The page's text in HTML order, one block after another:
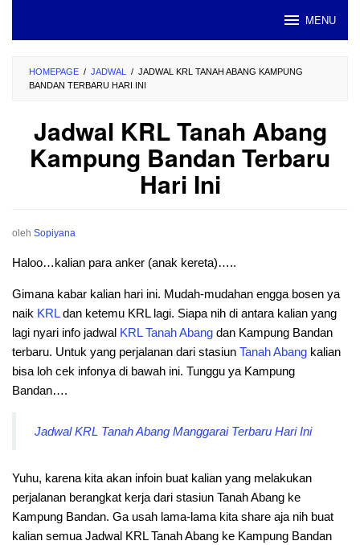
MENU
HOMEPAGE / JADWAL / JADWAL KRL TANAH ABANG KAMPUNG
BANDAN TERBARU HARI INI
Jadwal KRL Tanah Abang
Kampung Bandan Terbaru
Hari Ini
oleh Sopiyana
Haloo…kalian para anker (anak kereta)…..
Gimana kabar kalian hari ini. Mudah-mudahan engga bosen ya
naik KRLdan ketemu KRL lagi. Siapa nih di antara kalian yang
lagi nyari info jadwal KRL TanahAbang dan Kampung Bandan
terbaru. Untuk yang perjalanan dari stasiun TanahAbang kalian
bisa loh cek infonya di bawah ini. Tunggu ya Kampung
Bandan….
Jadwal KRL Tanah Abang Manggarai Terbaru Hari Ini
Yuhu, karena kita akan infoin buat kalian yang melakukan
perjalanan berangkat kerja dari stasiun Tanah Abang ke
Kampung Bandan. Ga usah lama-lama kita share aja nih buat
kalian semua Jadwal KRL Tanah Abang ke Kampung Bandan